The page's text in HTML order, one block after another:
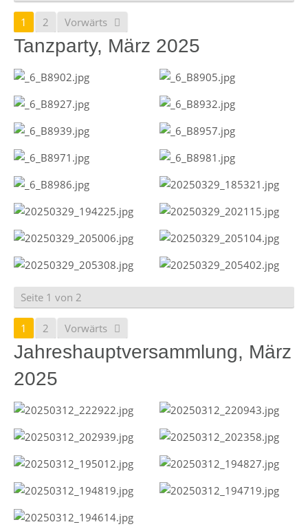
1 2 Vorwärts
Tanzparty, März 2025
Seite 1 von 2
1 2 Vorwärts
Jahreshauptversammlung, März
2025